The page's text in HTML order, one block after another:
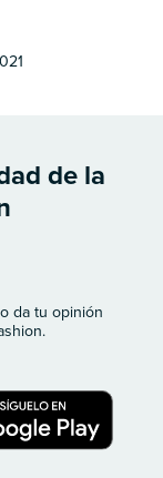
de la
da tu opinión